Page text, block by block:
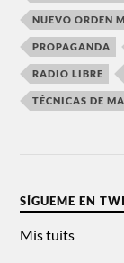
NUEVO ORDEN
PROPAGANDA
RADIO LIBRE
TÉCNICAS DE
SÍGUEME EN
Mis tuits